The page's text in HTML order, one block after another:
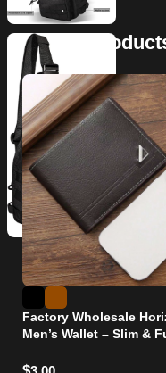
Related
Factory Wholesale
Men’s Wallet – Slim &